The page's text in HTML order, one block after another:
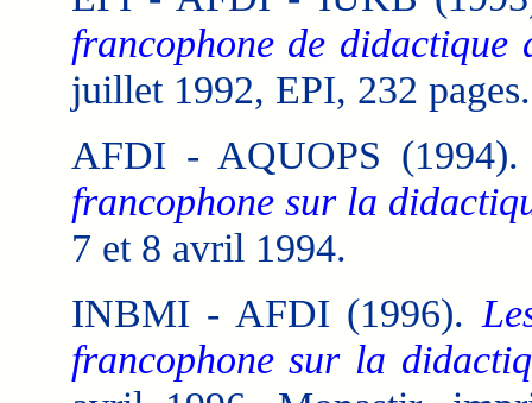
francophone de didactique
juillet 1992, EPI, 232 pages.
AFDI - AQUOPS
francophone sur la
7 et 8 avril 1994.
INBMI - AFDI (1996).
francophone sur la